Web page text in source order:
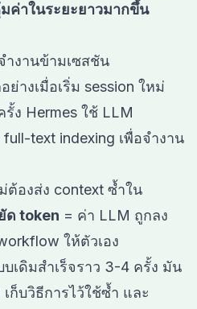
ค่าในระยะยาวมากขึ้น
ำงานข้ามเซสชัน
างเมื่อเริ่ม session ใหม่
ง Hermes ใช้ LLM
text indexing เพื่อจำงาน
องส่ง context ซ้ำใน
ด token = ค่า LLM ถูกลง
ให้ตัวเอง
เดิมสำเร็จราว 3-4 ครั้ง มัน
เก็บวิธีการไว้ใช้ซ้ำ และ